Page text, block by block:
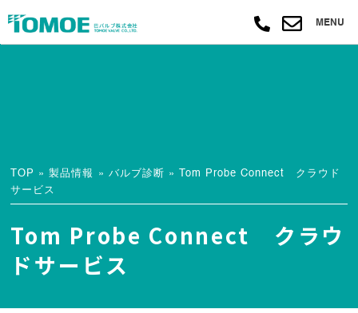
MENU
TOP »製品情報 » バルブ診断 »
Tom Probe Connect クラウド
サービス
Tom Probe Connect クラウ
ドサービス